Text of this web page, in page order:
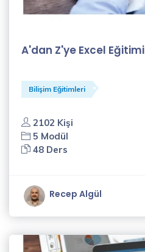
A'dan Z'ye Excel Eğitimi
Bilişim Eğitimleri
2102 Kişi
5 Modül
48 Ders
Recep Algül